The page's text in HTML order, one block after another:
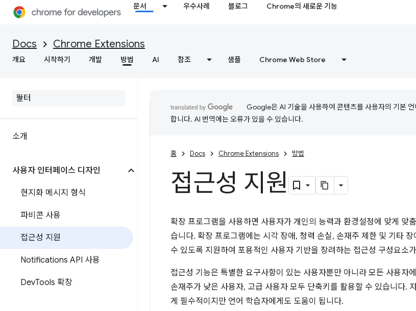
문서 우수사례 블로그 Chrome의 새로운 기능
Docs Chrome Extensions
개요 시작하기 개발 방법 AI 참조 샘플 Chrome Web Store
소개
사용자 인터페이스 디자인
현지화 메시지 형식
파비콘 사용
접근성 지원
Notifications API 사용
DevTools 확장
Google은 AI 기술을 사용하여 콘텐츠를 사용자의 기본 언
합니다. AI 번역에는 오류가 있을 수 있습니다.
홈 Docs Chrome Extensions 방법
접근성 지원
확장 프로그램을 사용하면 사용자가 개인의 능력과 환경설정에 맞게 맞
습니다. 확장 프로그램에는 시각 장애, 청력 손실, 손재주 제한 및 기타
수 있도록 지원하여 포용적인 사용자 기반을 장려하는 접근성 구성요소
접근성 기능은 특별한 요구사항이 있는 사용자뿐만 아니라 모든 사용자
손재주가 낮은 사용자, 고급 사용자 모두 단축키를 활용할 수 있습니다.
게 필수적이지만 언어 학습자에게도 도움이 됩니다.